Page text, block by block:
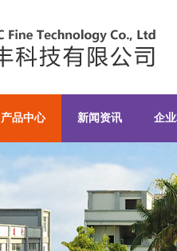
母粒密炼机|高
科技有限公司
产品中心 新闻资讯 企